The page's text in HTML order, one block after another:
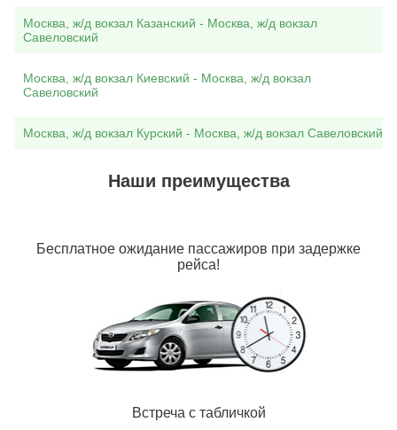
Москва, ж/д вокзал Казанский - Москва, ж/д вокзал
Савеловский
Москва, ж/д вокзал Киевский - Москва, ж/д вокзал
Савеловский
Москва, ж/д вокзал Курский - Москва, ж/д вокзал Савеловский
Наши преимущества
Бесплатное ожидание пассажиров при задержке
рейса!
Встреча с табличкой